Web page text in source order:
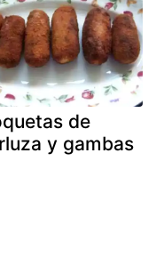
de
y gambas